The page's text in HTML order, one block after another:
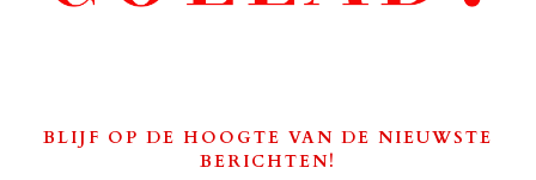
BLIJF OP DE HOOGTE VAN DE NIEUWSTE
BERICHTEN!